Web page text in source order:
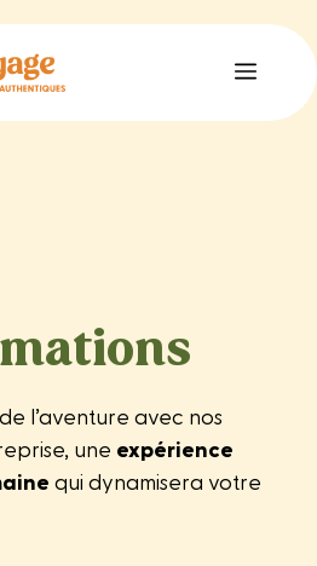
Menu
l’aventure avec nos
une expérience
qui dynamisera votre